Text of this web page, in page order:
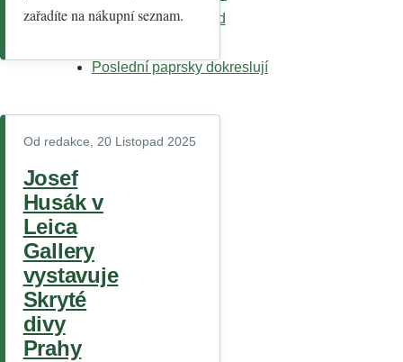
zařadíte na nákupní seznam.
Od redakce, 20 Listopad 2025
Josef
Husák v
Leica
Gallery
vystavuje
Skryté
divy
Prahy
Taky bych se tam rád
Poslední paprsky dokreslují